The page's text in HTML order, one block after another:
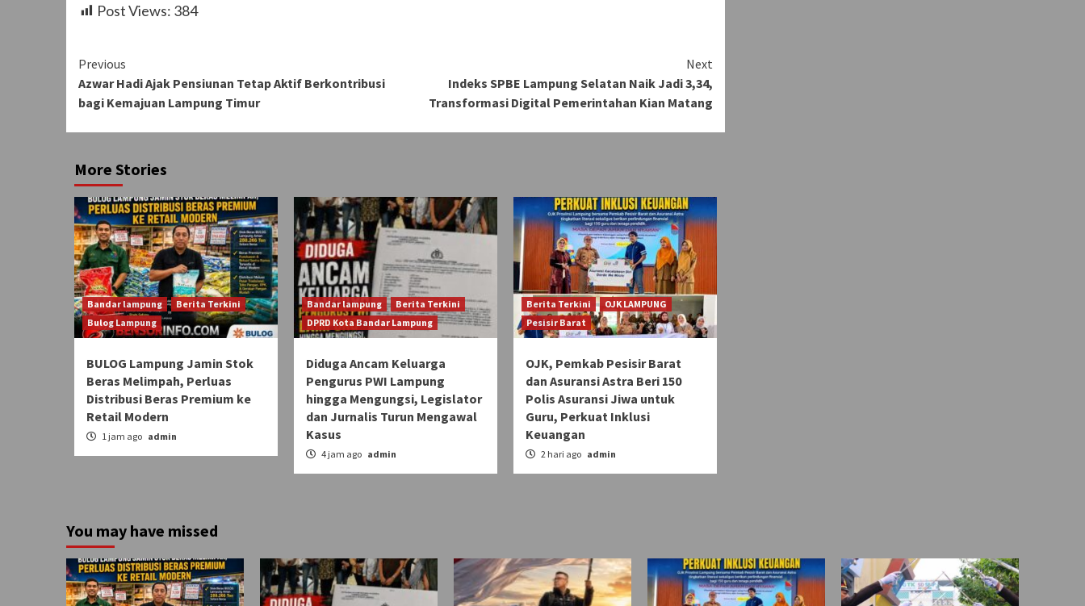
Post Views: 384
Continue
Reading
Previous
Azwar Hadi Ajak Pensiunan Tetap Aktif Berkontribusi
bagi Kemajuan Lampung Timur
Next
Indeks SPBE Lampung Selatan Naik Jadi 3,34,
Transformasi Digital Pemerintahan Kian Matang
More Stories
Bandar lampung
Berita Terkini
Bulog Lampung
BULOG Lampung Jamin Stok
Beras Melimpah, Perluas
Distribusi Beras Premium ke
Retail Modern
1 jam ago admin
Bandar lampung
Berita Terkini
DPRD Kota Bandar Lampung
Diduga Ancam Keluarga
Pengurus PWI Lampung
hingga Mengungsi, Legislator
dan Jurnalis Turun Mengawal
Kasus
4 jam ago admin
Berita Terkini
OJK LAMPUNG
Pesisir Barat
OJK, Pemkab Pesisir Barat
dan Asuransi Astra Beri 150
Polis Asuransi Jiwa untuk
Guru, Perkuat Inklusi
Keuangan
2 hari ago admin
You may have missed